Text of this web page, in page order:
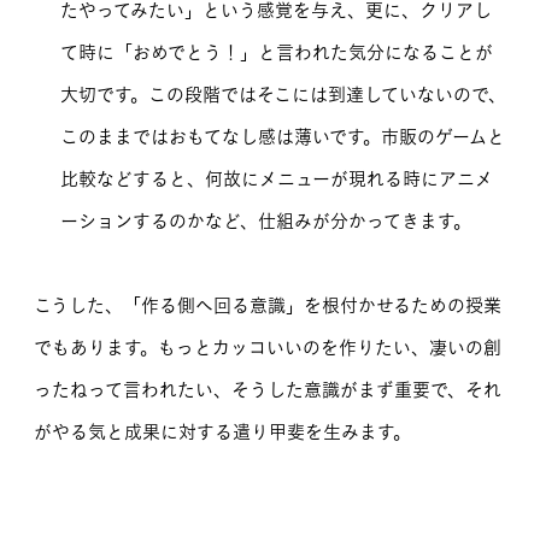
たやってみたい」という感覚を与え、更に、クリアし
て時に「おめでとう！」と言われた気分になることが
大切です。この段階ではそこには到達していないので、
このままではおもてなし感は薄いです。市販のゲームと
比較などすると、何故にメニューが現れる時にアニメ
ーションするのかなど、仕組みが分かってきます。
こうした、「作る側へ回る意識」を根付かせるための授業
でもあります。もっとカッコいいのを作りたい、凄いの創
ったねって言われたい、そうした意識がまず重要で、それ
がやる気と成果に対する遣り甲斐を生みます。